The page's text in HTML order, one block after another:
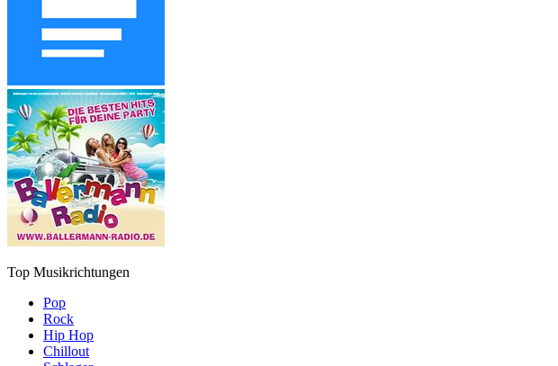
Top Musikrichtungen
Pop
Rock
Hip Hop
Chillout